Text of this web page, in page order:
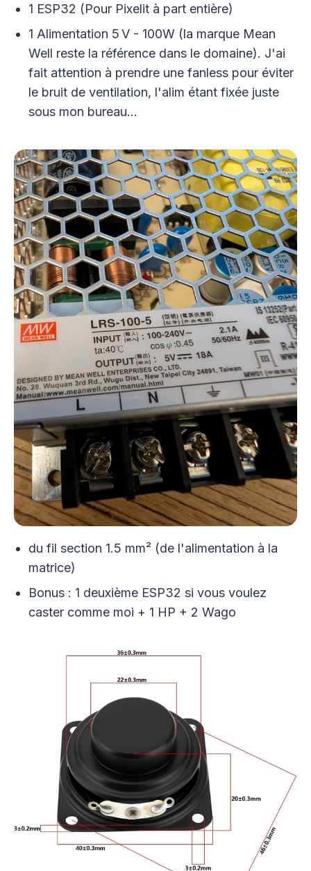
1 ESP32 (Pour Pixelit à part entière)
1 Alimentation 5 V - 100W (la marque Mean
Well reste la référence dans le domaine). J'ai
fait attention à prendre une fanless pour éviter
le bruit de ventilation, l'alim étant fixée juste
sous mon bureau…
du fil section 1.5 mm² (de l'alimentation à la
matrice)
Bonus : 1 deuxième ESP32 si vous voulez
caster comme moi + 1 HP + 2 Wago